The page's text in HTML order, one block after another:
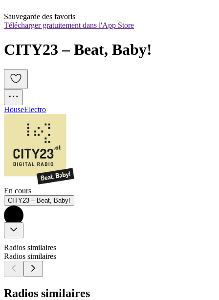
Sauvegarde des favoris
Télécharger gratuitement dans l'App Store
CITY23 – Beat, Baby!
HouseElectro
En cours
CITY23 – Beat, Baby!
Radios similaires
Radios similaires
Radios similaires